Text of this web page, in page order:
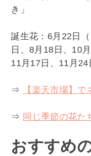
き」
誕生花：6月22日
日、8月18日、10
11月17日、11月
⇒ 【楽天市場】
⇒ 同じ季節の花た
おすすめ